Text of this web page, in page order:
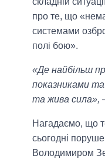
про те, що
системами
полі бою».
«Де найбільш
показниками
та жива сила»,
Нагадаємо, що
сьогодні
Володимиром